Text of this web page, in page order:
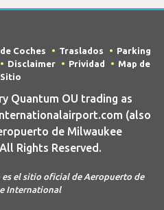
Coches Traslados
Parking
Disclaimer Prividad
Map de
Sitio
Quantum OU trading as
(also
de Milwaukee
Rights Reserved.
es el sitio oficial de Aeropuerto de
International